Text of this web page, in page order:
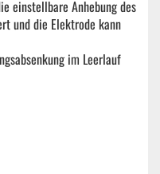
einstellbare Anhebung des
und die Elektrode kann
im Leerlauf